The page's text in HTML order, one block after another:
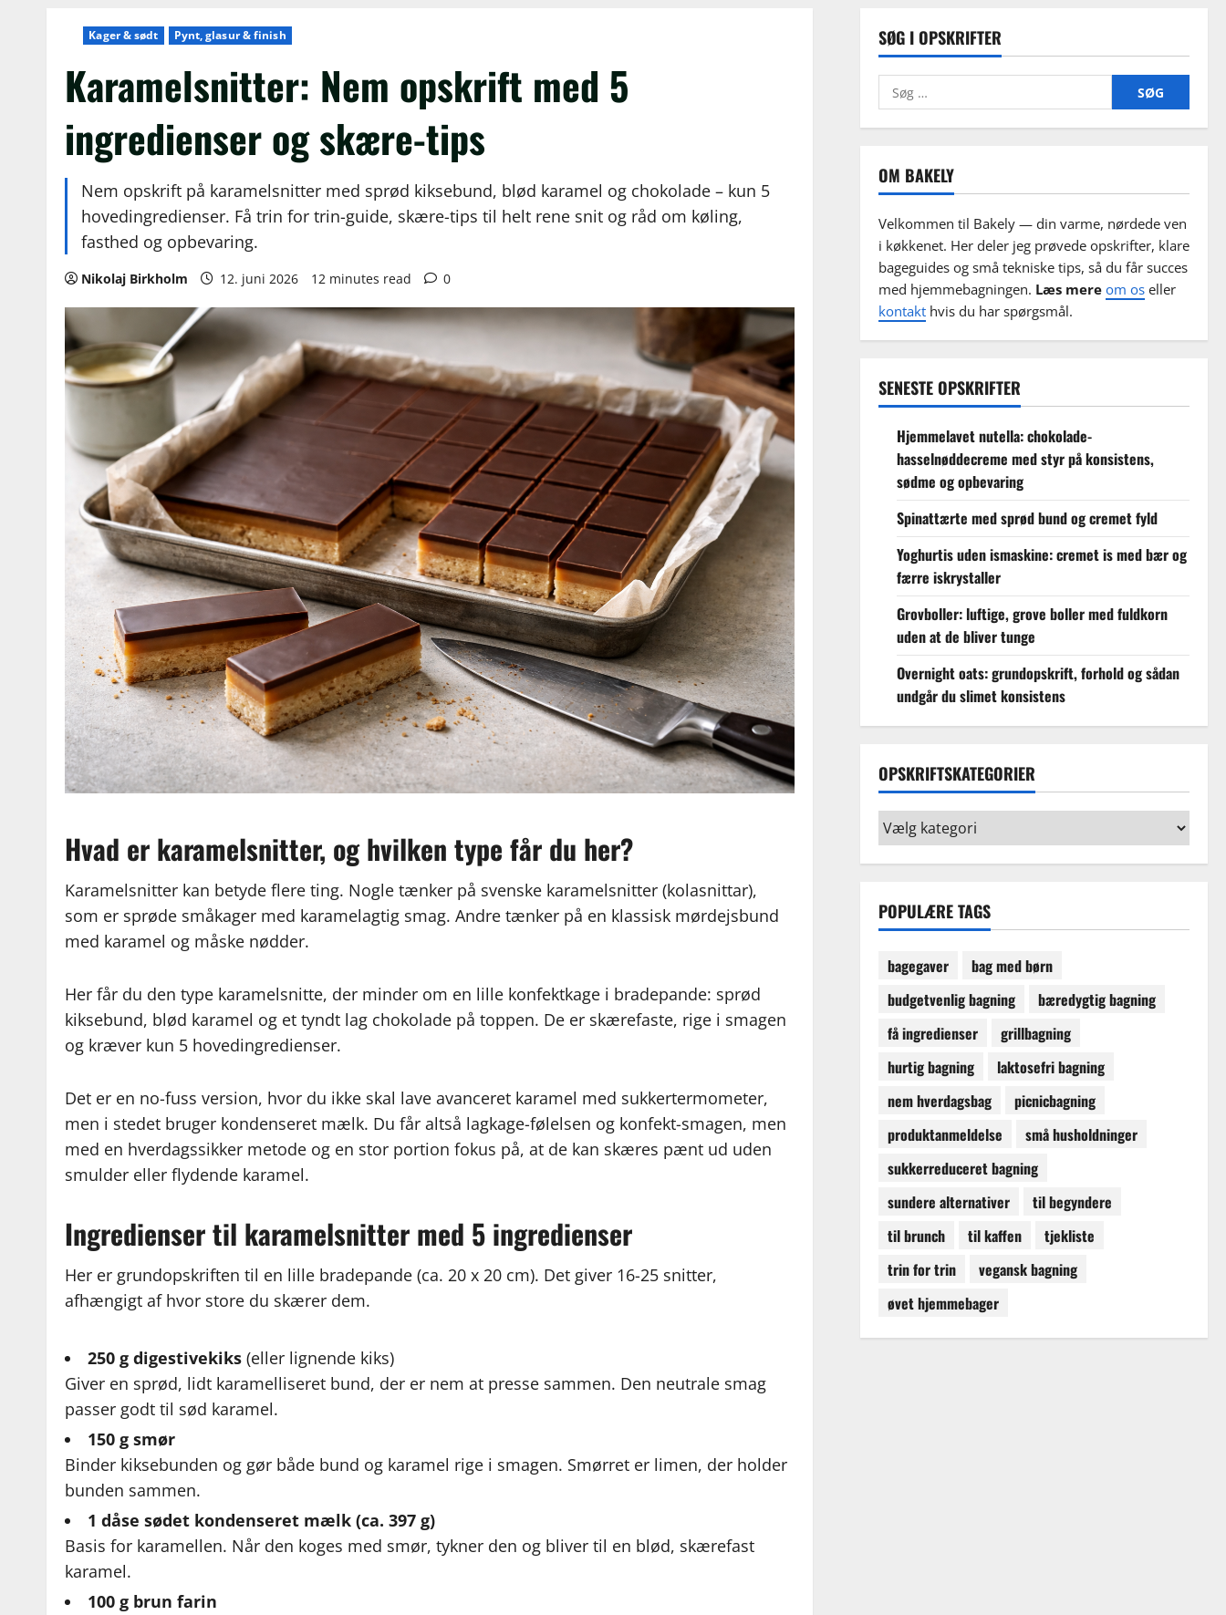
Kager & sødt Pynt, glasur & finish
Karamelsnitter: Nem opskrift med 5
ingredienser og skære-tips
Nem opskrift på karamelsnitter med sprød kiksebund, blød karamel og chokolade – kun 5
hovedingredienser. Få trin for trin-guide, skære-tips til helt rene snit og råd om køling,
fasthed og opbevaring.
Nikolaj Birkholm 12. juni 2026 12 minutes read 0
Hvad er karamelsnitter, og hvilken type får du her?
Karamelsnitter kan betyde flere ting. Nogle tænker på svenske karamelsnitter (kolasnittar),
som er sprøde småkager med karamelagtig smag. Andre tænker på en klassisk mørdejsbund
med karamel og måske nødder.
Her får du den type karamelsnitte, der minder om en lille konfektkage i bradepande: sprød
kiksebund, blød karamel og et tyndt lag chokolade på toppen. De er skærefaste, rige i smagen
og kræver kun 5 hovedingredienser.
Det er en no-fuss version, hvor du ikke skal lave avanceret karamel med sukkertermometer,
men i stedet bruger kondenseret mælk. Du får altså lagkage-følelsen og konfekt-smagen, men
med en hverdagssikker metode og en stor portion fokus på, at de kan skæres pænt ud uden
smulder eller flydende karamel.
Ingredienser til karamelsnitter med 5 ingredienser
Her er grundopskriften til en lille bradepande (ca. 20 x 20 cm). Det giver 16-25 snitter,
afhængigt af hvor store du skærer dem.
250 g digestivekiks (eller lignende kiks)
Giver en sprød, lidt karamelliseret bund, der er nem at presse sammen. Den neutrale smag
passer godt til sød karamel.
150 g smør
Binder kiksebunden og gør både bund og karamel rige i smagen. Smørret er limen, der holder
bunden sammen.
1 dåse sødet kondenseret mælk (ca. 397 g)
Basis for karamellen. Når den koges med smør, tykner den og bliver til en blød, skærefast
karamel.
100 g brun farin
SØG I OPSKRIFTER
Søg
efter:
OM BAKELY
Velkommen til Bakely — din varme, nørdede ven
i køkkenet. Her deler jeg prøvede opskrifter, klare
bageguides og små tekniske tips, så du får succes
med hjemmebagningen. Læs mere om oseller
kontakthvis du har spørgsmål.
SENESTE OPSKRIFTER
Hjemmelavet nutella: chokolade-
hasselnøddecreme med styr på konsistens,
sødme og opbevaring
Spinattærte med sprød bund og cremet fyld
Yoghurtis uden ismaskine: cremet is med bær og
færre iskrystaller
Grovboller: luftige, grove boller med fuldkorn
uden at de bliver tunge
Overnight oats: grundopskrift, forhold og sådan
undgår du slimet konsistens
OPSKRIFTSKATEGORIER
Opskriftskategorier
POPULÆRE TAGS
bagegaver
bag med børn
budgetvenlig bagning
bæredygtig bagning
få ingredienser
grillbagning
hurtig bagning
laktosefri bagning
nem hverdagsbag
picnicbagning
produktanmeldelse
små husholdninger
sukkerreduceret bagning
sundere alternativer
til begyndere
til brunch
til kaffen
tjekliste
trin for trin
vegansk bagning
øvet hjemmebager